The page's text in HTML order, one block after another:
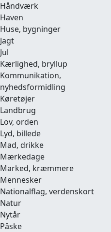
Håndværk
Haven
Huse, bygninger
Jagt
Jul
Kærlighed, bryllup
Kommunikation,
nyhedsformidling
Køretøjer
Landbrug
Lov, orden
Lyd, billede
Mad, drikke
Mærkedage
Marked, kræmmere
Mennesker
Nationalflag, verdenskort
Natur
Nytår
Påske